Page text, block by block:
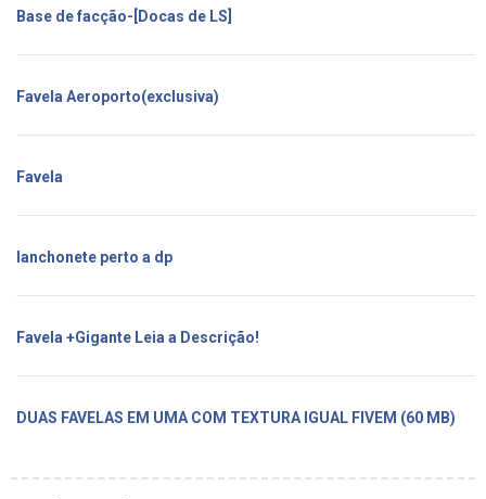
Base de facção-[Docas de LS]
Favela Aeroporto(exclusiva)
Favela
lanchonete perto a dp
Favela +Gigante Leia a Descrição!
DUAS FAVELAS EM UMA COM TEXTURA IGUAL FIVEM (60 MB)